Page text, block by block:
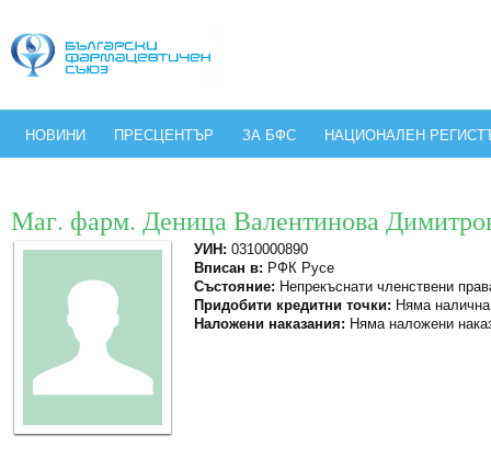
НОВИНИ ПРЕСЦЕНТЪР ЗА БФС НАЦИОНАЛЕН
Маг. фарм. Деница Валентинова
УИН: 0310000890
Вписан в: РФК Русе
Състояние: Непрекъснати членствени
Придобити кредитни точки: Няма
Наложени наказания: Няма наложени